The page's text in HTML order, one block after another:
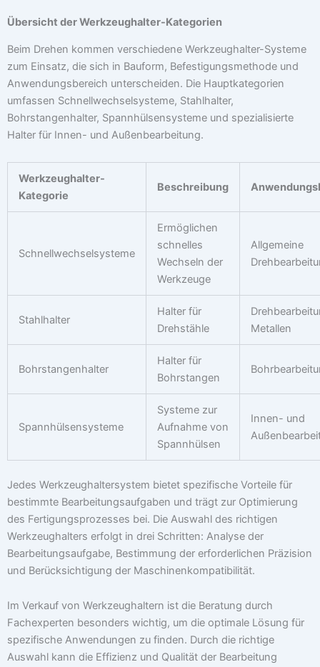
Übersicht der Werkzeughalter-Kategorien
Beim Drehen kommen verschiedene Werkzeughalter-Systeme
zum Einsatz, die sich in Bauform, Befestigungsmethode und
Anwendungsbereich unterscheiden. Die Hauptkategorien
umfassen Schnellwechselsysteme, Stahlhalter,
Bohrstangenhalter, Spannhülsensysteme und spezialisierte
Halter für Innen- und Außenbearbeitung.
Werkzeughalter-
Kategorie
Beschreibung
Schnellwechselsysteme
Ermöglichen
schnelles
Wechseln der
Werkzeuge
Allgemeine
Stahlhalter
Halter für
Drehstähle
Metallen
Bohrstangenhalter
Halter für
Bohrstangen
Spannhülsensysteme
Systeme zur
Aufnahme von
Spannhülsen
Innen- und
Jedes Werkzeughaltersystem bietet spezifische Vorteile für
bestimmte Bearbeitungsaufgaben und trägt zur Optimierung
des Fertigungsprozesses bei. Die Auswahl des richtigen
Werkzeughalters erfolgt in drei Schritten: Analyse der
Bearbeitungsaufgabe, Bestimmung der erforderlichen Präzision
und Berücksichtigung der Maschinenkompatibilität.
Im Verkauf von Werkzeughaltern ist die Beratung durch
Fachexperten besonders wichtig, um die optimale Lösung für
spezifische Anwendungen zu finden. Durch die richtige
Auswahl kann die Effizienz und Qualität der Bearbeitung